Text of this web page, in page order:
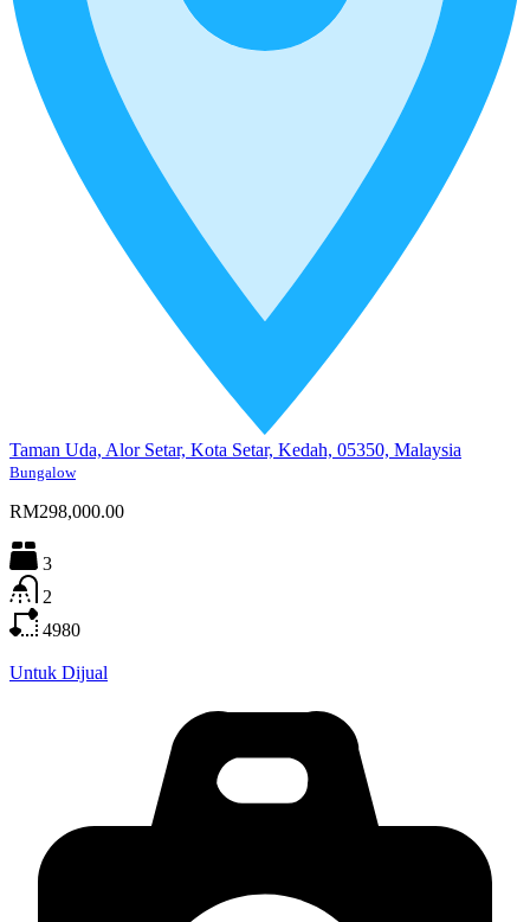
Taman Uda, Alor Setar, Kota Setar, Kedah, 05350, Malaysia
Bungalow
RM298,000.00
3
2
4980
Untuk Dijual